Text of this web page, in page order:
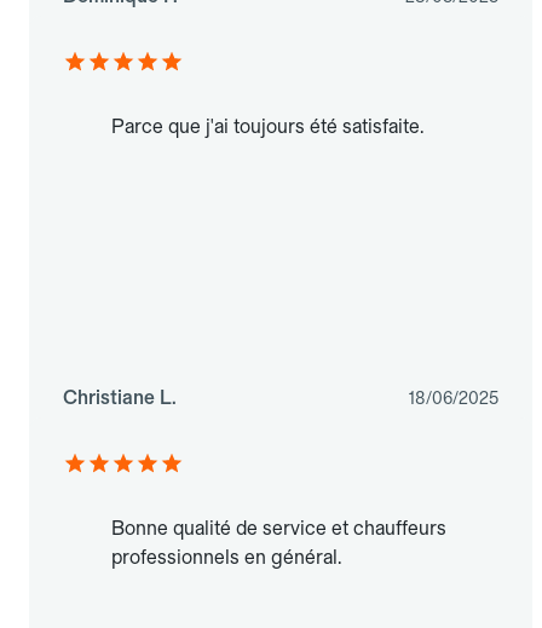
Parce que j'ai toujours été satisfaite.
Christiane L. 18/06/2025
Bonne qualité de service et chauffeurs
professionnels en général.